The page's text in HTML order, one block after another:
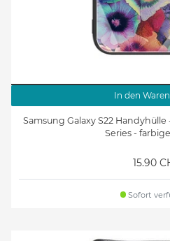
In den
Samsung Galaxy S22
Series -
15.90
Sofort